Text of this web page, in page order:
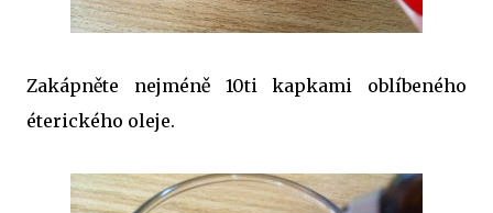
Zakápněte nejméně 10ti kapkami oblíbeného
éterického oleje.